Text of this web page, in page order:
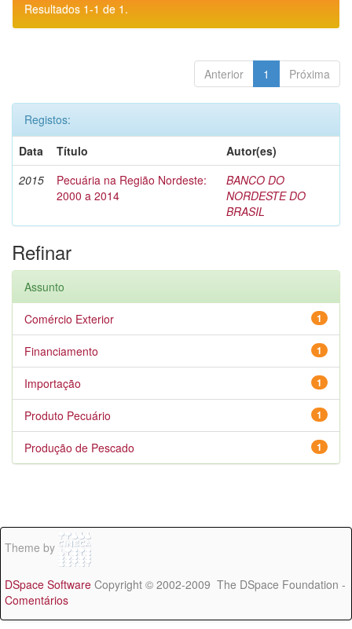
Resultados 1-1 de 1.
Anterior 1 Próxima
Registos:
Data
Título
Autor(es)
2015
Pecuária na Região Nordeste:
2000 a 2014
BANCO DO
NORDESTE DO
BRASIL
Refinar
Assunto
1
Comércio Exterior
1
Financiamento
1
Importação
1
Produto Pecuário
1
Produção de Pescado
Theme by
DSpace Software Copyright © 2002-2009 The DSpace Foundation -
Comentários